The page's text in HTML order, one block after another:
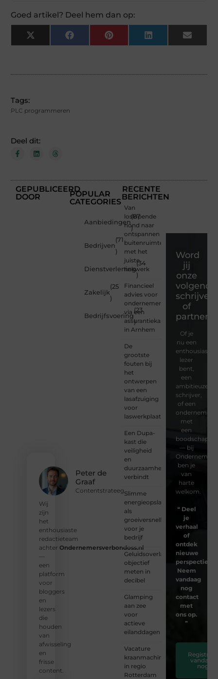
Goed artikel? Deel hem dan op:
X
(Twitter)
Facebook Pinterest LinkedIn Email
Tags:
PLC programmeren
Deel dit:
GEPUBLICEERD
DOOR
Peter de
Graaf
Contentstrateeg
Wij
zijn
het
enthousiaste
redactieteam
achter Ondernemersverbondoss.nl
—
een
platform
voor
bloggers
en
lezers
die
houden
van
afwisseling
en
frisse
content.
POPULAR
CATEGORIES
Aanbiedingen
(87
)
Bedrijven
(71
)
Dienstverlening
(34
)
Zakelijk
(25
)
Bedrijfsvoering
(23
)
RECENTE
BERICHTEN
Van
loslopende
hond naar
ontspannen
buitenruimte
met het
juiste
hekwerk
Financieel
advies voor
ondernemers
via een
assurantiekantoor
in Arnhem
De
grootste
fouten bij
het
ontwerpen
van een
lasafzuiging
voor
laswerkplaatsen
Een Dupa-
kast die
veiligheid
en
duurzaamheid
verbindt
Slimme
energieopslag
als
groeiversneller
voor je
bedrijf
Geluidsoverlast
objectief
meten in
decibel
Glamping
aan zee
voor
actieve
eilanddagen
Vacature
kraanmachinist
in regio
Rotterdam
Word
jij
onze
volgende
schrijver
of
partner?
Of je
nu een
enthousiaste
lezer
bent,
een
ambitieuze
schrijver,
of een
ondernemer
met
een
boodschap
— bij
ben je
van
harte
welkom.
❝ Deel
je
verhaal
of
ontdek
nieuwe
Neem
vandaag
nog
contact
met
ons op.
❞
Registreer
vandaag
nog